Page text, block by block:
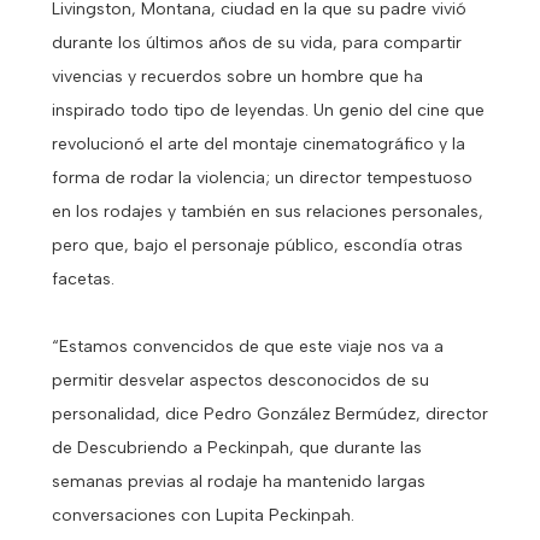
Livingston, Montana, ciudad en la que su padre vivió
durante los últimos años de su vida, para compartir
vivencias y recuerdos sobre un hombre que ha
inspirado todo tipo de leyendas. Un genio del cine que
revolucionó el arte del montaje cinematográfico y la
forma de rodar la violencia; un director tempestuoso
en los rodajes y también en sus relaciones personales,
pero que, bajo el personaje público, escondía otras
facetas.
“Estamos convencidos de que este viaje nos va a
permitir desvelar aspectos desconocidos de su
personalidad, dice Pedro González Bermúdez, director
de Descubriendo a Peckinpah, que durante las
semanas previas al rodaje ha mantenido largas
conversaciones con Lupita Peckinpah.